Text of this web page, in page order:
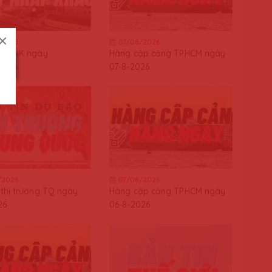
2026
XNK ngày
07/08/2026
Hàng cập cảng TPHCM ngày
07-8-2026
trường TQ ngày
07/08/2026
Hàng cập cảng TPHCM ngày
06-8-2026